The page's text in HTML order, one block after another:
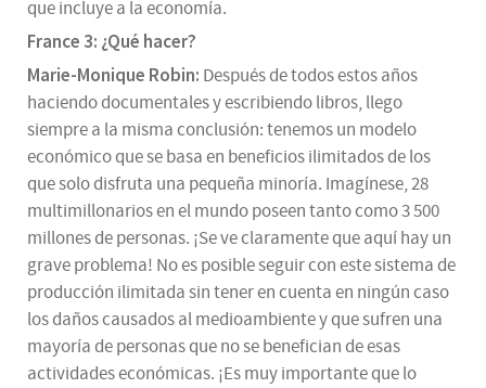
que incluye a la economía.
France 3: ¿Qué hacer?
Marie-Monique Robin: Después de todos estos años
haciendo documentales y escribiendo libros, llego
siempre a la misma conclusión: tenemos un modelo
económico que se basa en beneficios ilimitados de los
que solo disfruta una pequeña minoría. Imagínese, 28
multimillonarios en el mundo poseen tanto como 3 500
millones de personas. ¡Se ve claramente que aquí hay un
grave problema! No es posible seguir con este sistema de
producción ilimitada sin tener en cuenta en ningún caso
los daños causados al medioambiente y que sufren una
mayoría de personas que no se benefician de esas
actividades económicas. ¡Es muy importante que lo